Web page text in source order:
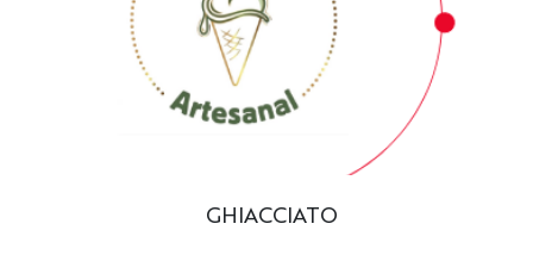
GHIACCIATO